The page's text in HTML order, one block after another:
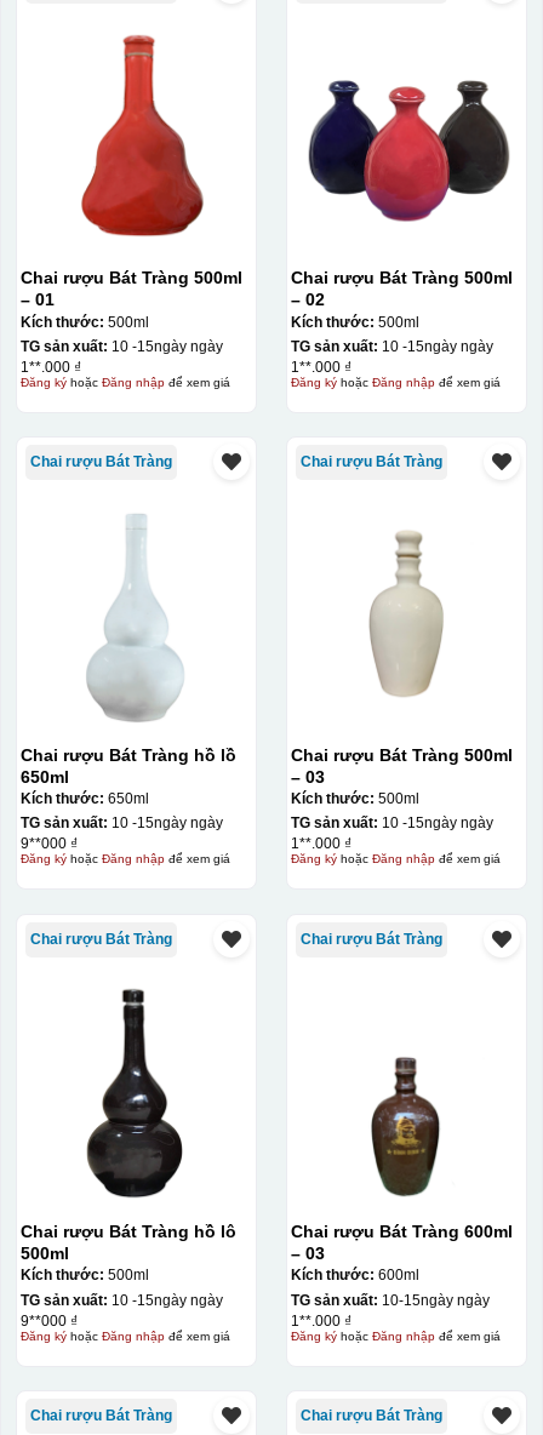
In logo vàng kim
In logo 2 mặt
In logo 1 mặt
Kiểu hộp:
Hộp xi lót lụa
Hộp xi ấm chén
Chai rượu Bát Tràng 500ml
– 01
Kích thước: 500ml
TG sản xuất: 10 -15ngày ngày
1**.000 ₫
Đăng kýhoặc Đăng nhậpđể xem giá
Chai rượu Bát Tràng 500ml
– 02
Kích thước: 500ml
TG sản xuất: 10 -15ngày ngày
1**.000 ₫
Đăng kýhoặc Đăng nhậpđể xem giá
Chai rượu Bát Tràng
Chai rượu Bát Tràng hồ lồ
650ml
Kích thước: 650ml
TG sản xuất: 10 -15ngày ngày
9**000 ₫
Đăng kýhoặc Đăng nhậpđể xem giá
Chai rượu Bát Tràng
Chai rượu Bát Tràng 500ml
– 03
Kích thước: 500ml
TG sản xuất: 10 -15ngày ngày
1**.000 ₫
Đăng kýhoặc Đăng nhậpđể xem giá
Chai rượu Bát Tràng
Chai rượu Bát Tràng hồ lô
500ml
Kích thước: 500ml
TG sản xuất: 10 -15ngày ngày
9**000 ₫
Đăng kýhoặc Đăng nhậpđể xem giá
Chai rượu Bát Tràng
Chai rượu Bát Tràng 600ml
– 03
Kích thước: 600ml
TG sản xuất: 10-15ngày ngày
1**.000 ₫
Đăng kýhoặc Đăng nhậpđể xem giá
Chai rượu Bát Tràng Chai rượu Bát Tràng